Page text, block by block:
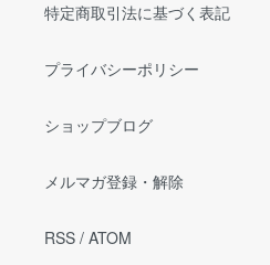
特定商取引法に基づく表記
プライバシーポリシー
ショップブログ
メルマガ登録・解除
RSS / ATOM